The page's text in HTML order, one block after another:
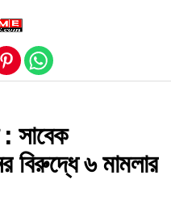
: সাবেক
বিরুদ্ধে ৬ মামলার